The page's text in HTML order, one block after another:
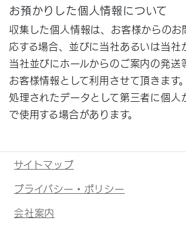
お預かりした個人情報について
収集した個人情報は、お客様からのお
応する場合、並びに当社あるいは当社
当社並びにホールからのご案内の発送
お客様情報として利用させて頂きます
処理されたデータとして第三者に個人
で使用する場合があります。
サイトマップ
プライバシー・ポリシー
会社案内